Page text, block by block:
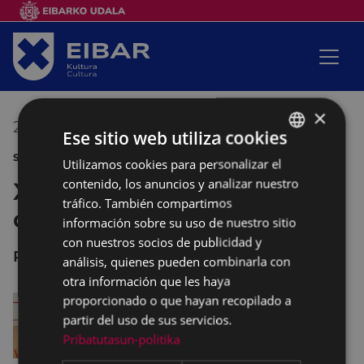
21/06/2019 17:00 20:00
SANJUANAK DEPORTE
XVI Premio Ciudad de Eibar
de squash
Polideportivo IPURUA
BASQUE
SPANISH
×
Ese sitio web utiliza cookies
Utilizamos cookies para personalizar el
contenido, los anuncios y analizar nuestro
tráfico. También compartimos
información sobre su uso de nuestro sitio
con nuestros socios de publicidad y
análisis, quienes pueden combinarla con
otra información que les haya
proporcionado o que hayan recopilado a
partir del uso de sus servicios.
Pribatutasun-politika